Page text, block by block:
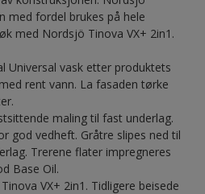
med fordel brukes på hele
med Nordsjö Tinova VX+ 2in1.
Universal vask etter produktets
rent vann. La fasaden tørke
maling til fast underlag.
god vedheft. Gråtre slipes ned til
Trerene flater impregneres
Base Oil.
VX+ 2in1. Tidligere beisede